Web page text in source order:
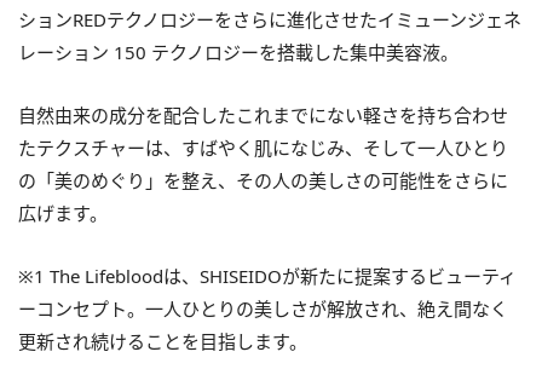
ションREDテクノロジーをさらに進化させたイミューンジェネ
レーション 150 テクノロジーを搭載した集中美容液。
自然由来の成分を配合したこれまでにない軽さを持ち合わせ
たテクスチャーは、すばやく肌になじみ、そして一人ひとり
の「美のめぐり」を整え、その人の美しさの可能性をさらに
広げます。
※1 The Lifebloodは、SHISEIDOが新たに提案するビューティ
ーコンセプト。一人ひとりの美しさが解放され、絶え間なく
更新され続けることを目指します。